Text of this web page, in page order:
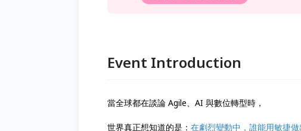
Event Introduction
當全球都在談論 Agile、AI 與數位轉型時，
世界真正想知道的是： 在劇烈變動中，誰能用敏捷